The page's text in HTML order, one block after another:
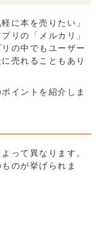
に本を売りたい」
リの「メルカリ」
の中でもユーザー
売れることもあり
イントを紹介しま
って異なります。
のが挙げられま